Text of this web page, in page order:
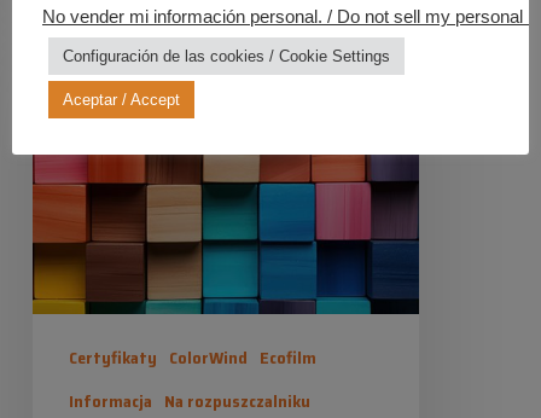
Industrias Químicas Iris
2024-12-11
Barwniki,
więcej.
Certyfikaty ColorWind Ecofilm
Informacja Na rozpuszczalniku
No vender mi información personal. / Do not sell my personal
Configuración de las cookies / Cookie Settings
Aceptar / Accept